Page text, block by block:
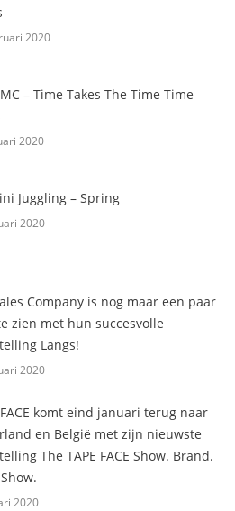
2020
– Time Takes The Time Time
2020
Juggling – Spring
2020
Company is nog maar een paar
zien met hun succesvolle
Langs!
2020
FACE komt eind januari terug naar
en België met zijn nieuwste
The TAPE FACE Show. Brand.
2020